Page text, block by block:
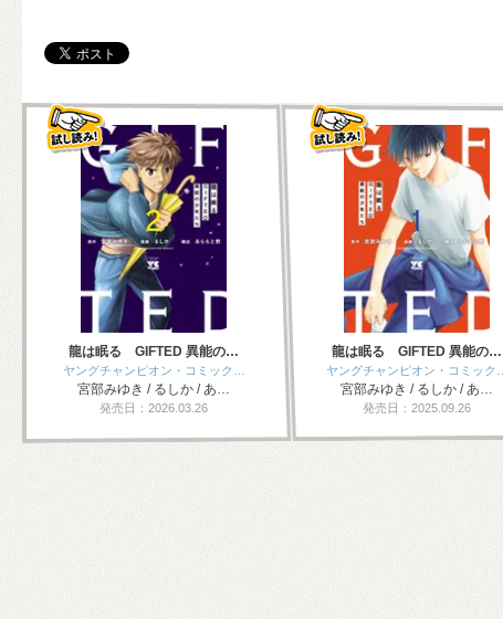
龍は眠る GIFTED 異能の…
ヤングチャンピオン・コミック…
宮部みゆき / るしか / あ…
発売日：2026.03.26
龍は眠る GIFTED 異能の…
ヤングチャンピオン・コミック…
宮部みゆき / るしか / あ…
発売日：2025.09.26